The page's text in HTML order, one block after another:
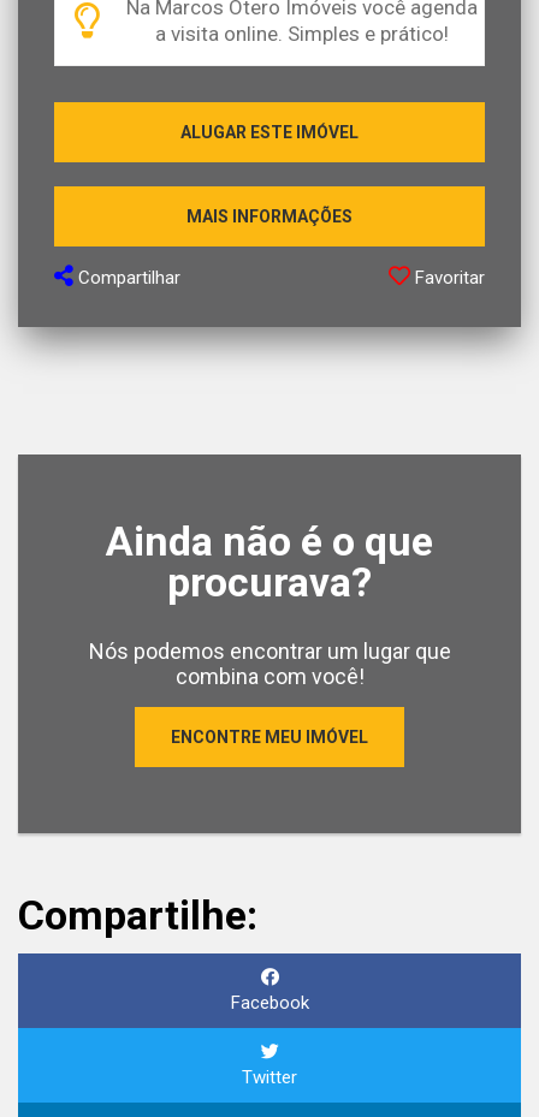
Na Marcos Otero Imóveis você agenda
a visita online. Simples e prático!
ALUGAR ESTE IMÓVEL
MAIS INFORMAÇÕES
Compartilhar Favoritar
Ainda não é o que
procurava?
Nós podemos encontrar um lugar que
combina com você!
ENCONTRE MEU IMÓVEL
Compartilhe:
Facebook
Twitter